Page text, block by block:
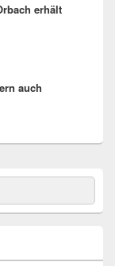
erhält
auch